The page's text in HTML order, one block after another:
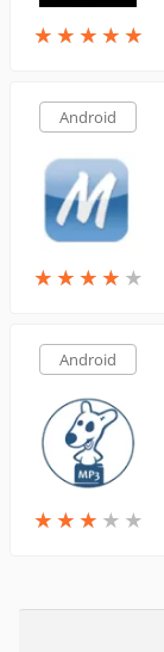
★ ★ ★ ★ ★
★ ★ ★ ★ ★
Android
★ ★ ★ ★ ★
★ ★ ★ ★ ★
Android
★ ★ ★ ★ ★
★ ★ ★ ★ ★